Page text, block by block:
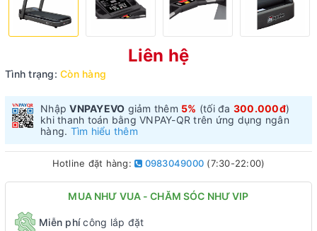
Liên hệ
Tình trạng: Còn hàng
NhậpVNPAYEVO giảm thêm 5% (tối đa 300.000đ)
khi thanh toán bằng VNPAY-QR trên ứng dụng ngân
hàng. Tìm hiểu thêm
Hotline đặt hàng: 0983049000 (7:30-22:00)
MUA NHƯ VUA - CHĂM SÓC NHƯ VIP
Miễn phícông lắp đặt